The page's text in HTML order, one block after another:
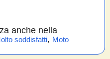
anche nella
soddisfatti, Moto